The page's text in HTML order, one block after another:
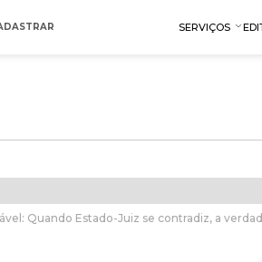
SERVIÇOS
Quando Estado-Juiz se contradiz, a